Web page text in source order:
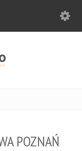
POZNAŃ